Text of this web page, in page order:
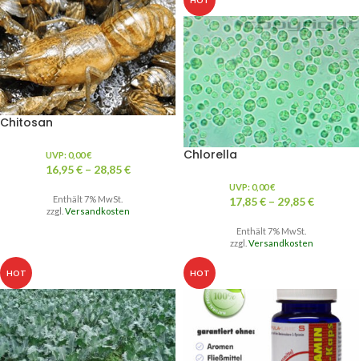
Chitosan
UVP:0,00€
16,95€ – 28,85€
Enthält 7% MwSt.
zzgl. Versandkosten
Chlorella
UVP:0,00€
17,85€ – 29,85€
Enthält 7% MwSt.
zzgl. Versandkosten
HOT HOT